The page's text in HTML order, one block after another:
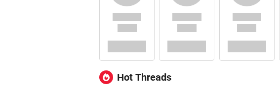
Hot Threads